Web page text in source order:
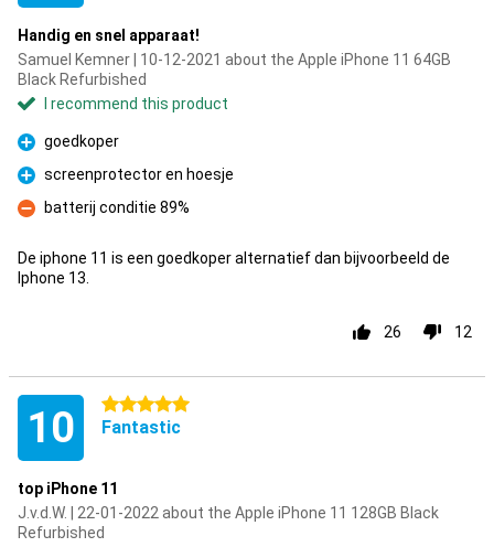
Handig en snel apparaat!
Samuel Kemner | 10-12-2021 about the Apple iPhone 11 64GB
Black Refurbished
I recommend this product
Pro
goedkoper
Pro
screenprotector en hoesje
Con
batterij conditie 89%
De iphone 11 is een goedkoper alternatief dan bijvoorbeeld de
Iphone 13.
26 12
10 5 stars
Fantastic
top iPhone 11
J.v.d.W. | 22-01-2022 about the Apple iPhone 11 128GB Black
Refurbished